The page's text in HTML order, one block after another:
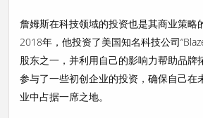
詹姆斯在科技领域的投资也是其商业策略
2018年，他投资了美国知名科技公司
股东之一，并利用自己的影响力帮助品牌
参与了一些初创企业的投资，确保自己在
业中占据一席之地。